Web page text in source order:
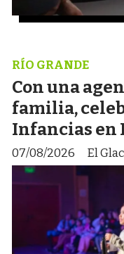
Con una
familia,
Infancias en
El
RÍO GRANDE
07/08/2026